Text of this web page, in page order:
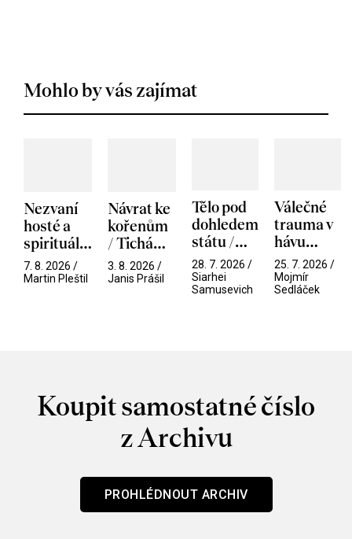
Mohlo by vás zajímat
Nezvaní
hosté a
spirituální
narušitelé
z vesmíru
7. 8. 2026 /
Martin Pleštil
Návrat ke
kořenům
/ Tichá
přítelkyně
3. 8. 2026 /
Janis Prášil
Tělo pod
dohledem
státu /
Pramen
28. 7. 2026 /
Siarhei
Samusevich
Válečné
trauma v
hávu
spektáklu
/ Odyssea
25. 7. 2026 /
Mojmír
Sedláček
Koupit samostatné číslo
z Archivu
PROHLÉDNOUT ARCHIV